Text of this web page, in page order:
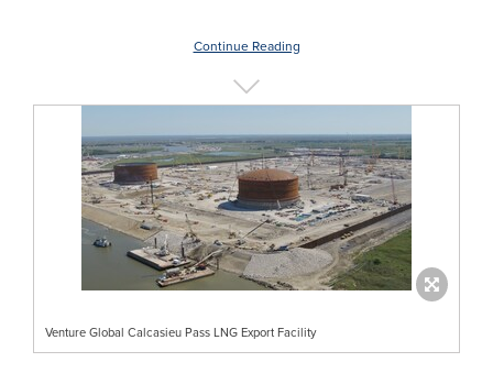
Continue Reading
Venture Global Calcasieu Pass LNG Export Facility